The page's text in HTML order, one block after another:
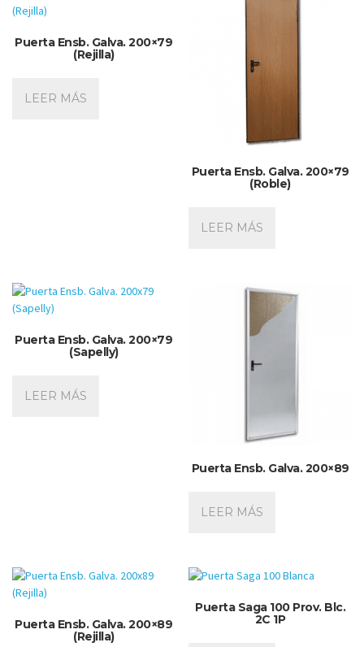
Puerta Ensb. Galva. 200×79
(Rejilla)
LEER MÁS
Puerta Ensb. Galva. 200×79
(Roble)
LEER MÁS
Puerta Ensb. Galva. 200×79
(Sapelly)
LEER MÁS
Puerta Ensb. Galva. 200×89
LEER MÁS
Puerta Ensb. Galva. 200×89
(Rejilla)
Puerta Saga 100 Prov. Blc.
2C 1P